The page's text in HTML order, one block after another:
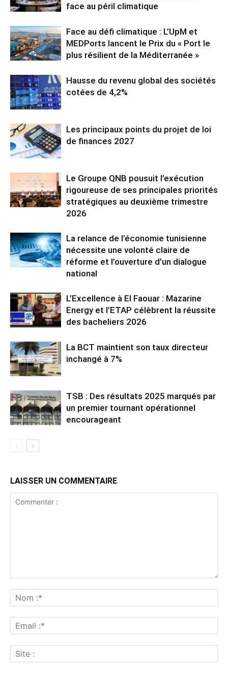
face au péril climatique
Face au défi climatique : L’UpM et
MEDPorts lancent le Prix du « Port le
plus résilient de la Méditerranée »
Hausse du revenu global des sociétés
cotées de 4,2%
Les principaux points du projet de loi
de finances 2027
Le Groupe QNB pousuit l’exécution
rigoureuse de ses principales priorités
stratégiques au deuxième trimestre
2026
La relance de l’économie tunisienne
nécessite une volonté claire de
réforme et l’ouverture d’un dialogue
national
L’Excellence à El Faouar : Mazarine
Energy et l’ETAP célèbrent la réussite
des bacheliers 2026
La BCT maintient son taux directeur
inchangé à 7%
TSB : Des résultats 2025 marqués par
un premier tournant opérationnel
encourageant
LAISSER UN COMMENTAIRE